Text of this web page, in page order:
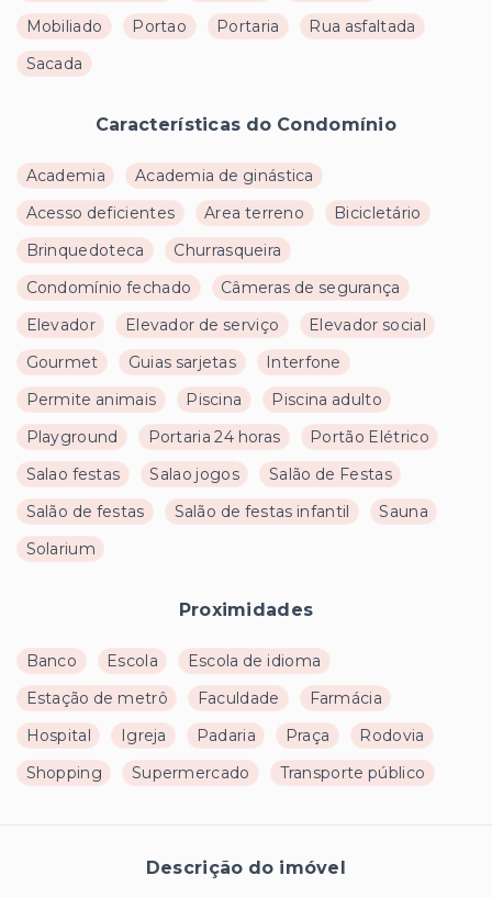
Mobiliado
Portao Portaria
Rua asfaltada
Sacada
Características do Condomínio
Academia
Academia de ginástica
Acesso deficientes
Area terreno
Bicicletário
Brinquedoteca
Churrasqueira
Condomínio fechado
Câmeras de segurança
Elevador
Elevador de serviço
Elevador social
Gourmet
Guias sarjetas
Interfone
Permite animais
Piscina
Piscina adulto
Playground
Portaria 24 horas
Portão Elétrico
Salao festas
Salao jogos
Salão de Festas
Salão de festas
Salão de festas infantil
Sauna
Solarium
Proximidades
Banco Escola
Escola de idioma
Estação de metrô
Faculdade
Farmácia
Hospital
Igreja Padaria Praça
Rodovia
Shopping
Supermercado Transporte público
Descrição do imóvel